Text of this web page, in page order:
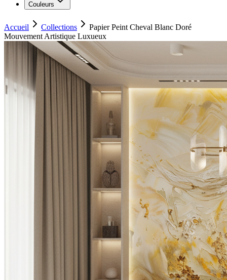
Couleurs
Accueil Collections
Papier Peint Cheval Blanc Doré
Mouvement Artistique Luxueux